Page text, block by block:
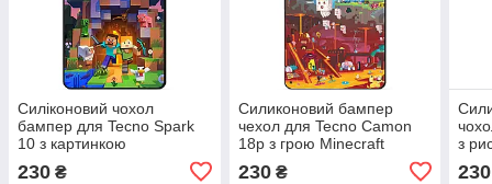
Силіконовий чохол
бампер для Tecno Spark
10 з картинкою
230 ₴
Силиконовий бампер
чехол для Tecno Camon
18p з грою Minecraft
230₴
з
230